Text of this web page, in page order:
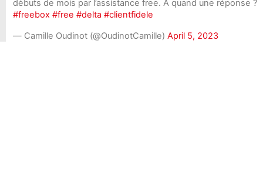
débuts de mois par l’assistance free. A quand une réponse ?
#freebox #free #delta #clientfidele
— Camille Oudinot (@OudinotCamille) April 5, 2023